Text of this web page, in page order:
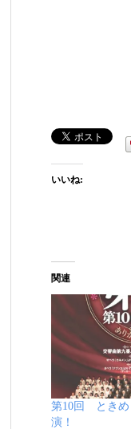
いいね:
関連
第10回 ときめ
演！